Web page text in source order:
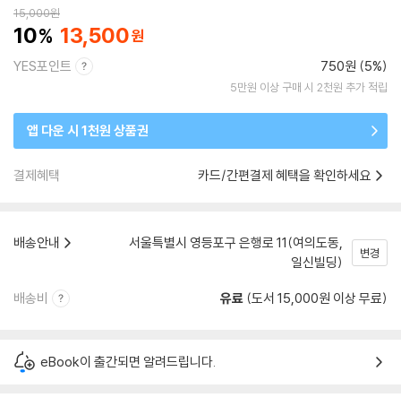
15,000원
10 13,500
YES포인트 750원 (5%)
5만원 이상 구매 시 2천원 추가 적립
앱 다운 시 1천원 상품권
결제혜택 카드/간편결제 혜택을 확인하세요
배송안내
서울특별시 영등포구 은행로 11(여의도동,
일신빌딩)
변경
배송비 유료 (도서 15,000원 이상 무료)
eBook이 출간되면 알려드립니다.